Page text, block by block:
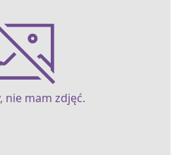
nie mam zdjęć.